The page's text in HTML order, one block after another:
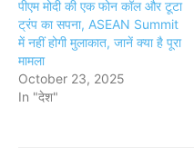
पीएम मोदी की एक फोन कॉल और टूटा
ट्रंप का सपना, ASEAN Summit
में नहीं होगी मुलाकात, जानें क्या है पूरा
मामला
October 23, 2025
In "देश"